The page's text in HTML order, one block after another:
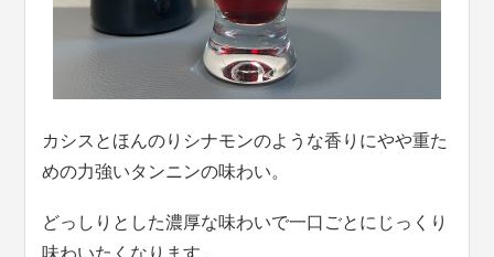
カシスとほんのりシナモンのような香りにやや重た
めの力強いタンニンの味わい。
どっしりとした濃厚な味わいで一口ごとにじっくり
味わいたくなります。